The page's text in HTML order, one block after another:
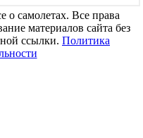
о самолетах. Все права
материалов сайта без
ссылки. Политика